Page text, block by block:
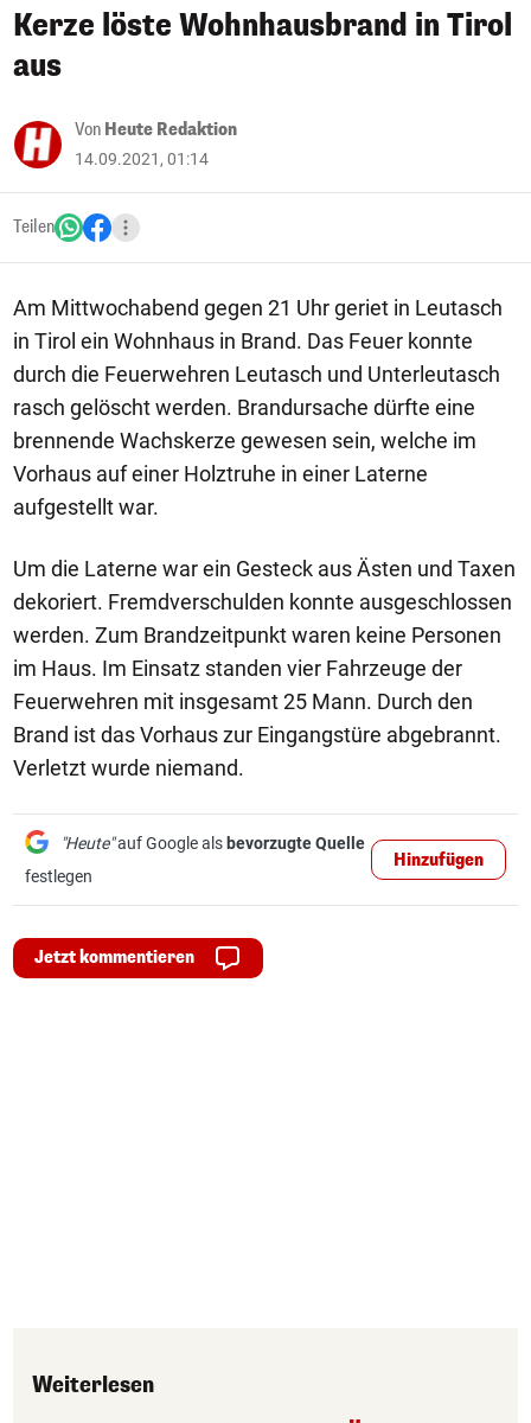
Kerze löste Wohnhausbrand in Tirol
aus
Von Heute Redaktion
14.09.2021, 01:14
Teilen
Am Mittwochabend gegen 21 Uhr geriet in Leutasch
in Tirol ein Wohnhaus in Brand. Das Feuer konnte
durch die Feuerwehren Leutasch und Unterleutasch
rasch gelöscht werden. Brandursache dürfte eine
brennende Wachskerze gewesen sein, welche im
Vorhaus auf einer Holztruhe in einer Laterne
aufgestellt war.
Um die Laterne war ein Gesteck aus Ästen und Taxen
dekoriert. Fremdverschulden konnte ausgeschlossen
werden. Zum Brandzeitpunkt waren keine Personen
im Haus. Im Einsatz standen vier Fahrzeuge der
Feuerwehren mit insgesamt 25 Mann. Durch den
Brand ist das Vorhaus zur Eingangstüre abgebrannt.
Verletzt wurde niemand.
"Heute"auf Google als bevorzugte Quelle
festlegen
Hinzufügen
Jetzt kommentieren
Weiterlesen